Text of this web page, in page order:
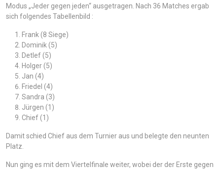
Modus „Jeder gegen jeden“ ausgetragen. Nach 36 Matches ergab
sich folgendes Tabellenbild :
Frank (8 Siege)
Dominik (5)
Detlef (5)
Holger (5)
Jan (4)
Friedel (4)
Sandra (3)
Jürgen (1)
Chief (1)
Damit schied Chief aus dem Turnier aus und belegte den neunten
Platz.
Nun ging es mit dem Viertelfinale weiter, wobei der der Erste gegen